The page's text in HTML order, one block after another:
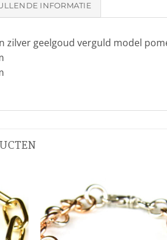
INFORMATIE
zilver geelgoud verguld model